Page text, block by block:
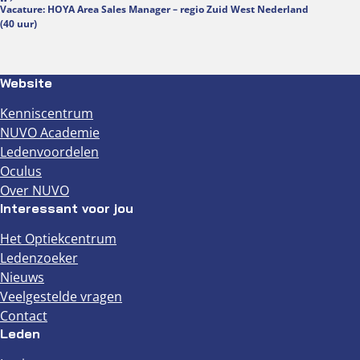
Vacature: HOYA Area Sales Manager – regio Zuid West Nederland
(40 uur)
Website
Kenniscentrum
NUVO Academie
Ledenvoordelen
Oculus
Over NUVO
Interessant voor jou
Het Optiekcentrum
Ledenzoeker
Nieuws
Veelgestelde vragen
Contact
Leden